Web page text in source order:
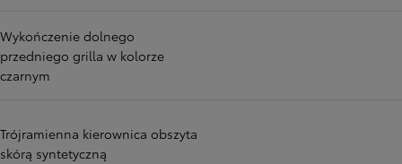
Wykończenie dolnego
przedniego grilla w kolorze
czarnym
Trójramienna kierownica obszyta
skórą syntetyczną